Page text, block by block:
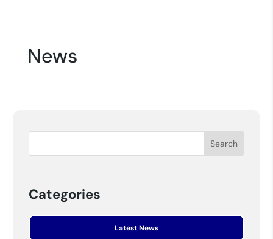
News
Categories
Latest News